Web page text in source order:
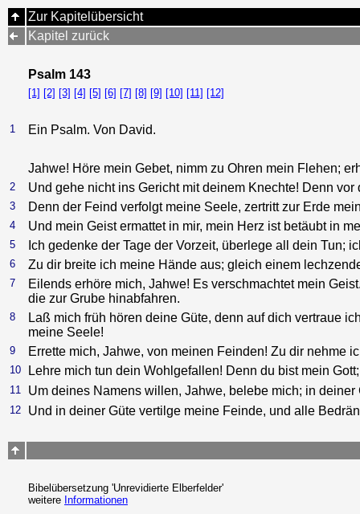
Zur Kapitelübersicht
Kapitel zurück
Psalm 143
[1] [2] [3] [4] [5] [6] [7] [8] [9] [10] [11] [12]
1 Ein Psalm. Von David.
Jahwe! Höre mein Gebet, nimm zu Ohren mein Flehen;
2 Und gehe nicht ins Gericht mit deinem Knechte! Denn
3 Denn der Feind verfolgt meine Seele, zertritt zur Erde
4 Und mein Geist ermattet in mir, mein Herz ist betäubt in
5 Ich gedenke der Tage der Vorzeit, überlege all dein Tun;
6 Zu dir breite ich meine Hände aus; gleich einem
7
Eilends erhöre mich, Jahwe! Es verschmachtet mein
die zur Grube hinabfahren.
8
Laß mich früh hören deine Güte, denn auf dich vertraue
meine Seele!
9 Errette mich, Jahwe, von meinen Feinden! Zu dir nehme
10 Lehre mich tun dein Wohlgefallen! Denn du bist mein
11 Um deines Namens willen, Jahwe, belebe mich; in
12 Und in deiner Güte vertilge meine Feinde, und alle
Bibelübersetzung 'Unrevidierte Elberfelder'
weitere Informationen